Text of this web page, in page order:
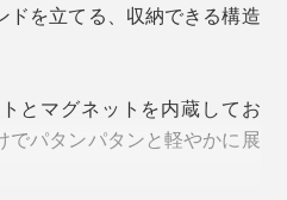
びる。
ドを立てる、収納できる構造
とマグネットを内蔵してお
でパタンパタンと軽やかに展